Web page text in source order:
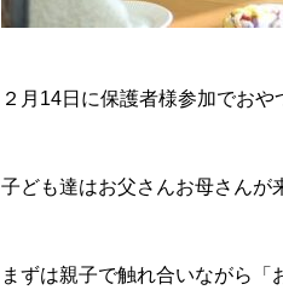
２月14日に保護者様参加でおや
子ども達はお父さんお母さんが
まずは親子で触れ合いながら「